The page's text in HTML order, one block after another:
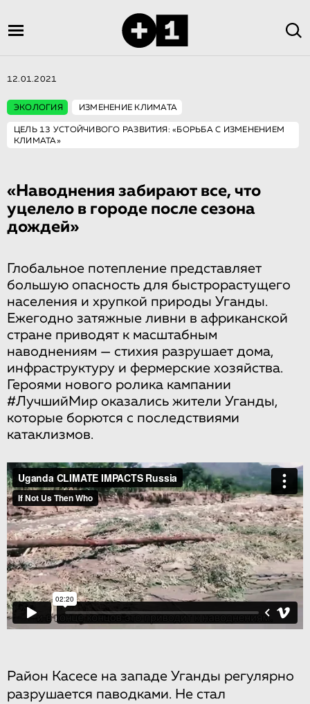
12.01.2021
ЭКОЛОГИЯ ИЗМЕНЕНИЕ КЛИМАТА
ЦЕЛЬ 13 УСТОЙЧИВОГО РАЗВИТИЯ: «БОРЬБА С ИЗМЕНЕНИЕМ
КЛИМАТА»
«Наводнения забирают все, что
уцелело в городе после сезона
дождей»
Глобальное потепление представляет
большую опасность для быстрорастущего
населения и хрупкой природы Уганды.
Ежегодно затяжные ливни в африканской
стране приводят к масштабным
наводнениям — стихия разрушает дома,
инфраструктуру и фермерские хозяйства.
Героями нового ролика кампании
#ЛучшийМир оказались жители Уганды,
которые борются с последствиями
катаклизмов.
Район Касесе на западе Уганды регулярно
разрушается паводками. Не стал